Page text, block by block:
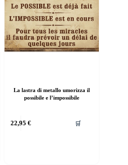
La lastra di metallo umorizza il
possibile e l’impossibile
22,95 € 🛒
prodotto